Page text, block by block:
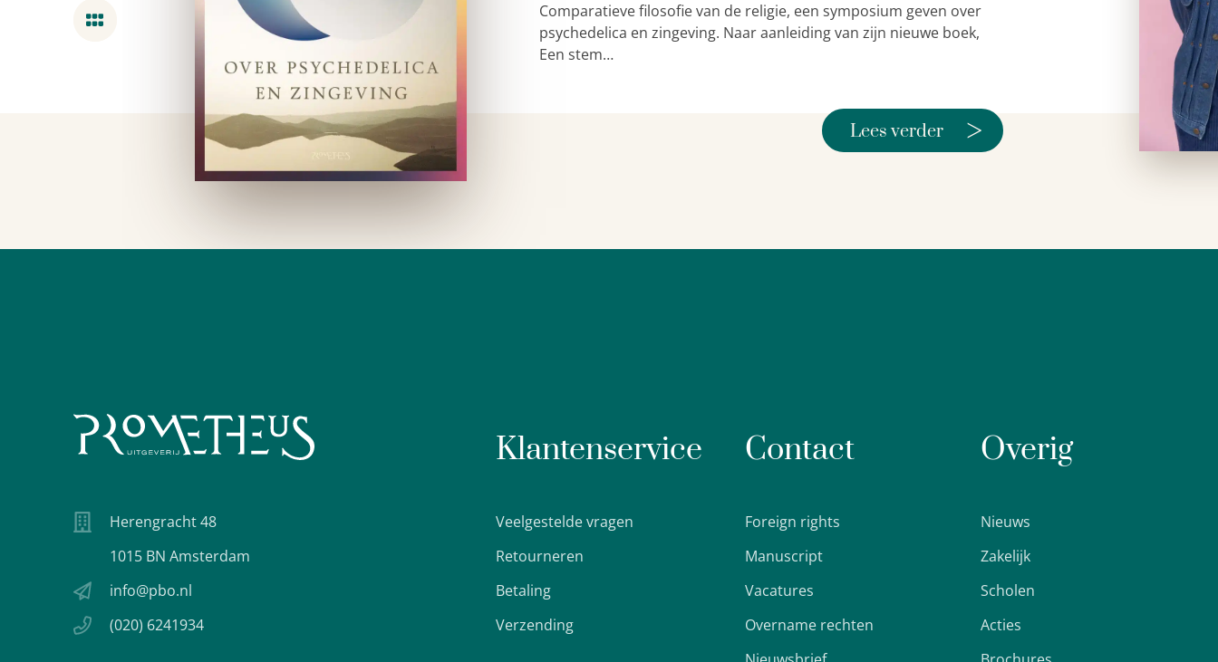
Comparatieve filosofie van de religie, een symposium geven over
psychedelica en zingeving. Naar aanleiding van zijn nieuwe boek,
Een stem…
Lees verder >
Herengracht 48
1015 BN Amsterdam
info@pbo.nl
(020) 6241934
Klantenservice
Veelgestelde vragen
Retourneren
Betaling
Verzending
Contact
Foreign rights
Manuscript
Vacatures
Overname rechten
Overig
Nieuws
Zakelijk
Scholen
Acties